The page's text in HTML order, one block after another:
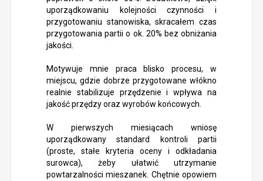
uporządkowaniu kolejności czynności i
przygotowaniu stanowiska, skracałem czas
przygotowania partii o ok. 20% bez obniżania
jakości.
Motywuje mnie praca blisko procesu, w
miejscu, gdzie dobrze przygotowane włókno
realnie stabilizuje przędzenie i wpływa na
jakość przędzy oraz wyrobów końcowych.
W pierwszych miesiącach wniosę
uporządkowany standard kontroli partii
(proste, stałe kryteria oceny i odkładania
surowca), żeby ułatwić utrzymanie
powtarzalności mieszanek. Chętnie opowiem